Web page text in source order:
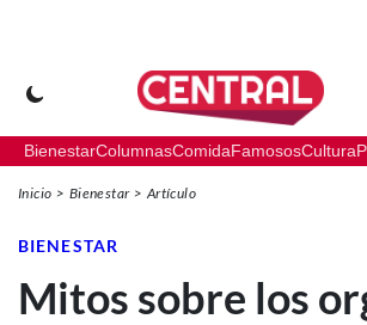
BienestarColumnasComidaFamososCultura
Inicio Bienestar Artículo
BIENESTAR
Mitos sobre los